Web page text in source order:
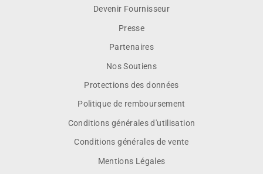
Devenir Fournisseur
Presse
Partenaires
Nos Soutiens
Protections des données
Politique de remboursement
Conditions générales d'utilisation
Conditions générales de vente
Mentions Légales